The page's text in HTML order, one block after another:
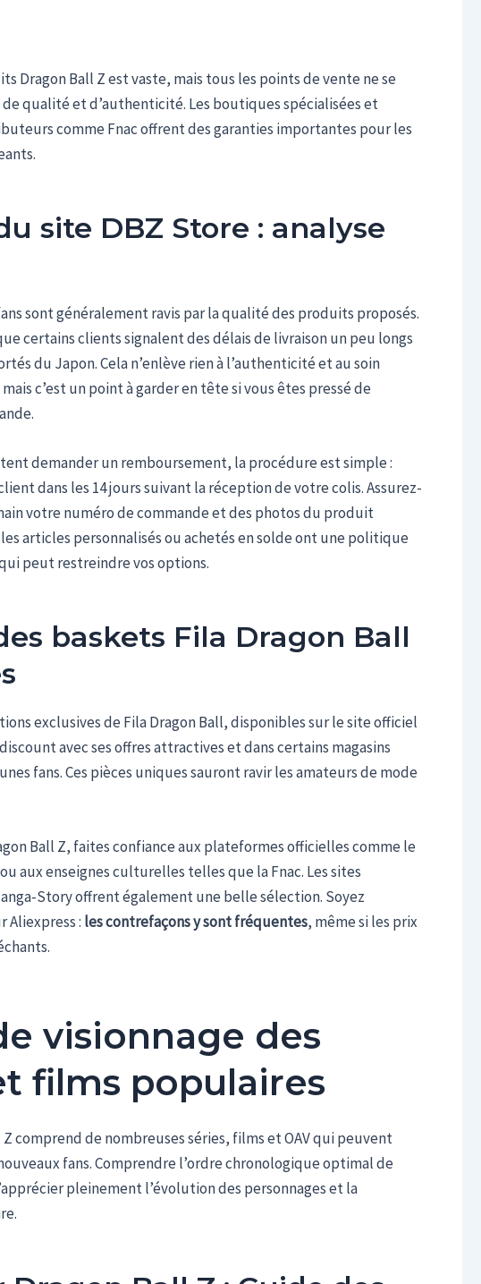
Dragon Ball Z est vaste, mais tous les points de vente ne se
qualité et d’authenticité. Les boutiques spécialisées et
comme Fnac offrent des garanties importantes pour les
site DBZ Store : analyse
sont généralement ravis par la qualité des produits proposés.
certains clients signalent des délais de livraison un peu longs
du Japon. Cela n’enlève rien à l’authenticité et au soin
c’est un point à garder en tête si vous êtes pressé de
demander un remboursement, la procédure est simple :
dans les 14 jours suivant la réception de votre colis. Assurez-
votre numéro de commande et des photos du produit
articles personnalisés ou achetés en solde ont une politique
peut restreindre vos options.
baskets Fila Dragon Ball
exclusives de Fila Dragon Ball, disponibles sur le site officiel
avec ses offres attractives et dans certains magasins
fans. Ces pièces uniques sauront ravir les amateurs de mode
Ball Z, faites confiance aux plateformes officielles comme le
aux enseignes culturelles telles que la Fnac. Les sites
Story offrent également une belle sélection. Soyez
: les contrefaçons y sont fréquentes, même si les prix
visionnage des
films populaires
Z comprend de nombreuses séries, films et OAV qui peuvent
fans. Comprendre l’ordre chronologique optimal de
pleinement l’évolution des personnages et la